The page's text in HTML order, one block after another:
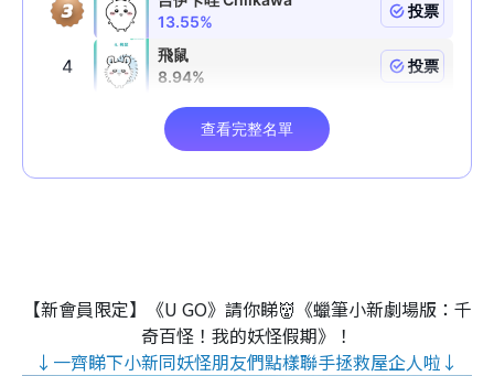
【新會員限定】《U GO》請你睇👹《蠟筆小新劇場版：千
奇百怪！我的妖怪假期》！
↓一齊睇下小新同妖怪朋友們點樣聯手拯救屋企人啦↓